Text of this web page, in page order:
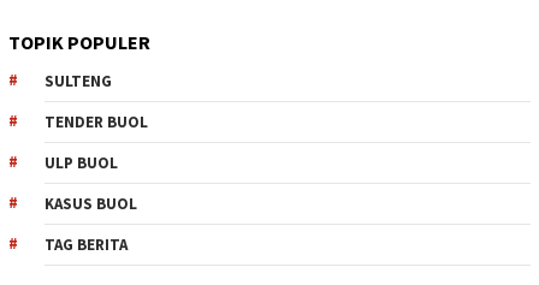
TOPIK POPULER
SULTENG
TENDER BUOL
ULP BUOL
KASUS BUOL
TAG BERITA